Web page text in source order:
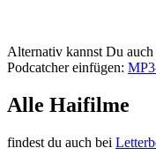
Alternativ kannst Du
Podcatcher einfügen:
Alle Haifilme
findest du auch bei